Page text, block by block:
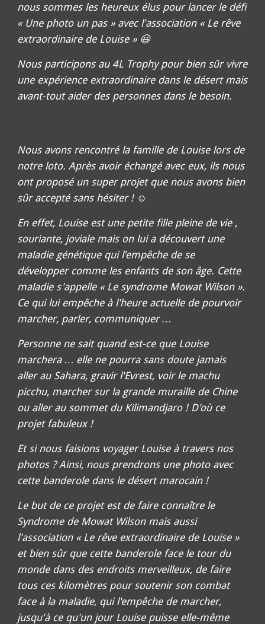
nous sommes les heureux élus pour lancer le défi
« Une photo un pas » avec l'association « Le rêve
extraordinaire de Louise » 😃
Nous participons au 4L Trophy pour bien sûr vivre
une expérience extraordinaire dans le désert mais
avant-tout aider des personnes dans le besoin.
Nous avons rencontré la famille de Louise lors de
notre loto. Après avoir échangé avec eux, ils nous
ont proposé un super projet que nous avons bien
sûr accepté sans hésiter ! ☺️
En effet, Louise est une petite fille pleine de vie ,
souriante, joviale mais on lui a découvert une
maladie génétique qui l’empêche de se
développer comme les enfants de son âge. Cette
maladie s'appelle « Le syndrome Mowat Wilson ».
Ce qui lui empêche à l'heure actuelle de pourvoir
marcher, parler, communiquer …
Personne ne sait quand est-ce que Louise
marchera … elle ne pourra sans doute jamais
aller au Sahara, gravir l'Evrest, voir le machu
picchu, marcher sur la grande muraille de Chine
ou aller au sommet du Kilimandjaro ! D'où ce
projet fabuleux !
Et si nous faisions voyager Louise à travers nos
photos ? Ainsi, nous prendrons une photo avec
cette banderole dans le désert marocain !
Le but de ce projet est de faire connaître le
Syndrome de Mowat Wilson mais aussi
l'association « Le rêve extraordinaire de Louise »
et bien sûr que cette banderole face le tour du
monde dans des endroits merveilleux, de faire
tous ces kilomètres pour soutenir son combat
face à la maladie, qui l'empêche de marcher,
jusqu'à ce qu'un jour Louise puisse elle-même